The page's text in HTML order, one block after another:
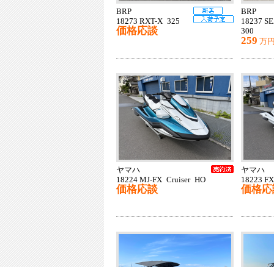
BRP
18273 RXT-X 325
価格応談
BRP
18237
300
259 万
ヤマハ
18224 MJ-FX Cruiser HO
価格応談
ヤマハ
18223
価格